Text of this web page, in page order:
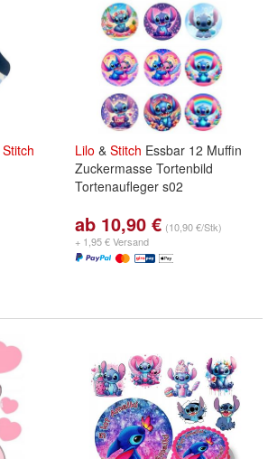
Stitch
Lilo & Stitch Essbar 12 Muffin
Zuckermasse Tortenbild
Tortenaufleger s02
ab 10,90 € (10,90 €/Stk)
+ 1,95 € Versand